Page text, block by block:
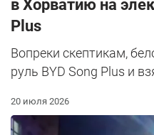
в Хорватию на
Plus
Вопреки скептикам,
руль BYD Song Plus и
20 июля 2026